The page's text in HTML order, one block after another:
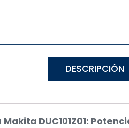
DESCRIPCIÓN
DUC101Z01: